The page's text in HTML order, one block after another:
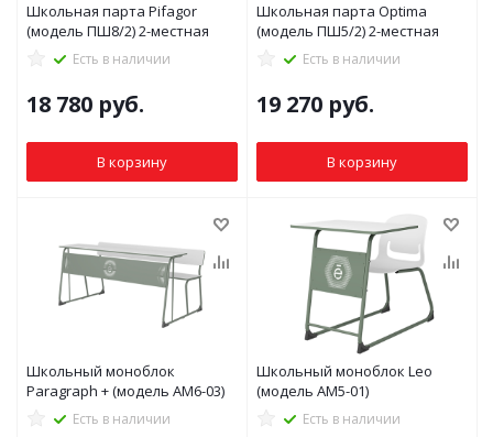
Школьная парта Pifagor
(модель ПШ8/2) 2-местная
Есть в наличии
18 780 руб.
В корзину
Школьная парта Optima
(модель ПШ5/2) 2-местная
Есть в наличии
19 270 руб.
В корзину
Школьный моноблок
Paragraph + (модель АМ6-03)
Есть в наличии
Школьный моноблок Leo
(модель АМ5-01)
Есть в наличии